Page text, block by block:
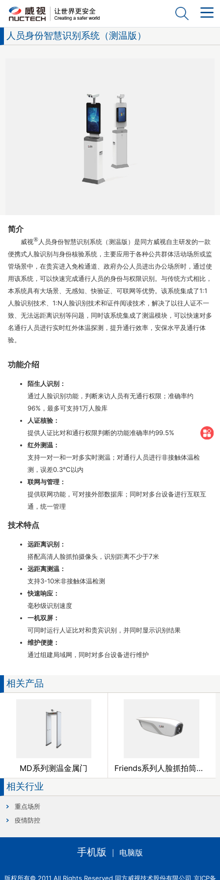
人员身份智慧识别系统（测温版）
简介
威视® 人员身份智慧识别系统（测温版）是同方威视自主研发的一款
便携式人脸识别与身份核验系统，主要应用于各种公共群体活动场所或监
管场景中，在贵宾进入免检通道、政府办公人员进出办公场所时，通过使
用该系统，可以快速完成通行人员的身份与权限识别。与传统方式相比，
本系统具有大场景、无感知、快验证、可联网等优势。该系统集成了1:1
人脸识别技术、1:N人脸识别技术和证件阅读技术，解决了以往人证不一
致、无法远距离识别等问题，同时该系统集成了测温模块，可以快速对多
名通行人员进行实时红外体温探测，提升通行效率，安保水平及通行体
验。
功能介绍
陌生人识别：
通过人脸识别功能，判断来访人员有无通行权限；准确率约
96%，最多可支持1万人脸库
人证核验：
提供人证比对和通行权限判断的功能准确率约99.5%
红外测温：
支持一对一和一对多实时测温；对通行人员进行非接触体温检
测，误差0.3℃以内
联网与管理：
提供联网功能，可对接外部数据库；同时对多台设备进行互联互
通，统一管理
技术特点
远距离识别：
搭配高清人脸抓拍摄像头，识别距离不少于7米
远距离测温：
支持3-10米非接触体温检测
快速响应：
毫秒级识别速度
一机双屏：
可同时运行人证比对和贵宾识别，并同时显示识别结果
维护便捷：
通过组建局域网，同时对多台设备进行维护
相关产品
MD系列测温金属门 Friends系列人脸抓拍筒型网络摄像机
相关行业
重点场所
疫情防控
手机版 电脑版
版权所有© 2011 All Rights Reserved 同方威视技术股份有限公司 京ICP备